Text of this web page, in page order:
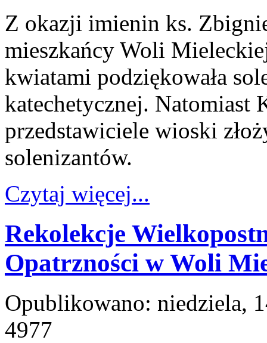
Z okazji imienin ks.
mieszkańcy Woli
kwiatami podziękowała
katechetycznej. Natomiast
przedstawiciele wioski
solenizantów.
Czytaj więcej...
Rekolekcje
Opatrzności w Woli
Opublikowano: niedziela,
4977